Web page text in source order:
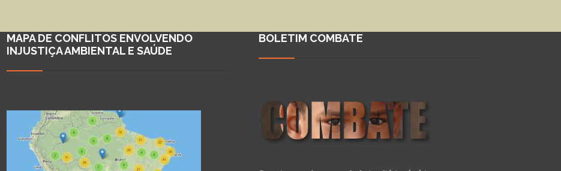
MAPA DE CONFLITOS ENVOLVENDO
INJUSTIÇA AMBIENTAL E SAÚDE
BOLETIM COMBATE